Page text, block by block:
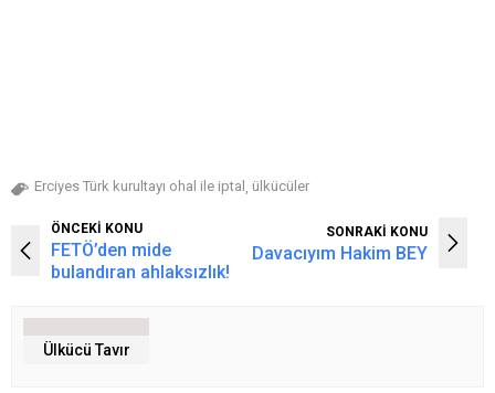
Erciyes Türk kurultayı ohal ile iptal , ülkücüler
ÖNCEKİ KONU
FETÖ’den mide
bulandıran ahlaksızlık!
SONRAKİ KONU
Davacıyım Hakim BEY
Ülkücü Tavır